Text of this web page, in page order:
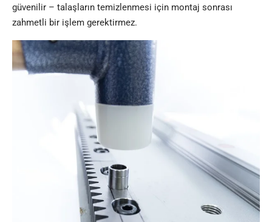
güvenilir – talaşların temizlenmesi için montaj sonrası
zahmetli bir işlem gerektirmez.